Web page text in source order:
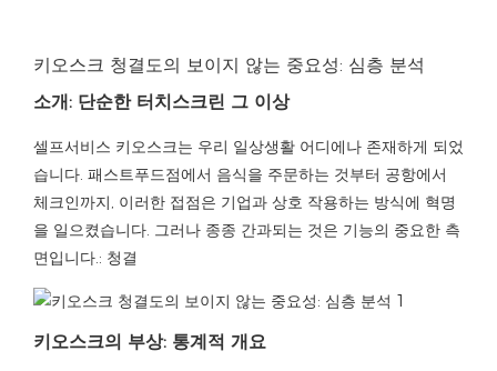
키오스크 청결도의 보이지 않는 중요성: 심층 분석
소개: 단순한 터치스크린 그 이상
셀프서비스 키오스크는 우리 일상생활 어디에나 존재하게 되었
습니다. 패스트푸드점에서 음식을 주문하는 것부터 공항에서
체크인까지, 이러한 접점은 기업과 상호 작용하는 방식에 혁명
을 일으켰습니다. 그러나 종종 간과되는 것은 기능의 중요한 측
면입니다.: 청결
키오스크의 부상: 통계적 개요